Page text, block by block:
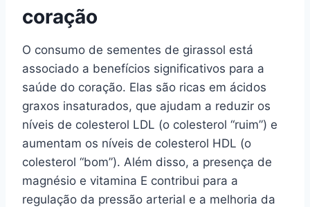
coração
O consumo de sementes de girassol está
associado a benefícios significativos para a
saúde do coração. Elas são ricas em ácidos
graxos insaturados, que ajudam a reduzir os
níveis de colesterol LDL (o colesterol “ruim”) e
aumentam os níveis de colesterol HDL (o
colesterol “bom”). Além disso, a presença de
magnésio e vitamina E contribui para a
regulação da pressão arterial e a melhoria da